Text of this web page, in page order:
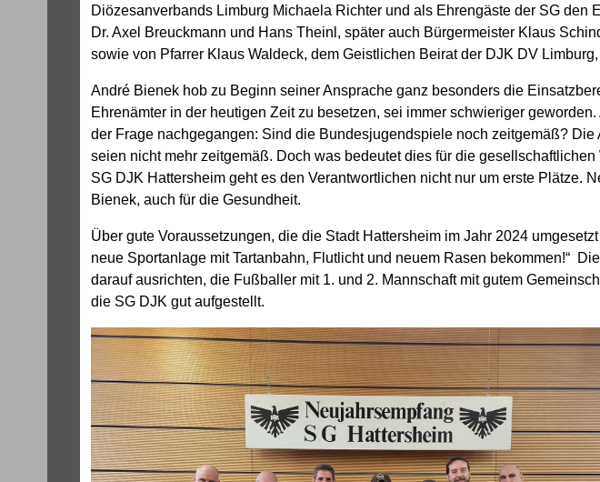
Diözesanverbands Limburg Michaela Richter und als Ehrengäste der SG
Dr. Axel Breuckmann und Hans Theinl, später auch Bürgermeister Klaus
sowie von Pfarrer Klaus Waldeck, dem Geistlichen Beirat der DJK DV
André Bienek hob zu Beginn seiner Ansprache ganz besonders die
Ehrenämter in der heutigen Zeit zu besetzen, sei immer schwieriger
der Frage nachgegangen: Sind die Bundesjugendspiele noch zeitgemäß?
seien nicht mehr zeitgemäß. Doch was bedeutet dies für die
SG DJK Hattersheim geht es den Verantwortlichen nicht nur um erste Plätze.
Bienek, auch für die Gesundheit.
Über gute Voraussetzungen, die die Stadt Hattersheim im Jahr 2024
neue Sportanlage mit Tartanbahn, Flutlicht und neuem Rasen bekommen!“
darauf ausrichten, die Fußballer mit 1. und 2. Mannschaft mit gutem
die SG DJK gut aufgestellt.